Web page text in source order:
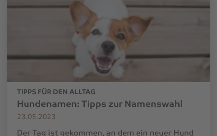
TIPPS FÜR DEN ALLTAG
Hundenamen: Tipps zur Namenswahl
23.05.2023
Der Tag ist gekommen, an dem ein neuer Hund